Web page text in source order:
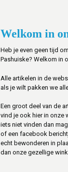
Welkom in
Heb je even geen tijd
Pashuiske? Welkom in
Alle artikelen in de
als je wilt pakken we
Een groot deel van de
vind je ook hier in onze
iets niet vinden dan
of een facebook
echt bewonderen in
dan onze gezellige